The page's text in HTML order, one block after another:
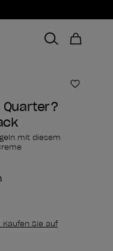
Zur
Quarter?
mit diesem
Sie auf